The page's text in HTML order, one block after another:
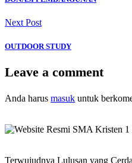
Next Post
OUTDOOR STUDY
Leave a comment
Anda harus masuk untuk
Terwujudnya Lulusan yang